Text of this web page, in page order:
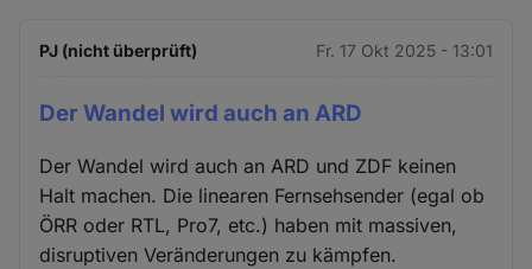
PJ (nicht überprüft) Fr. 17 Okt 2025 - 13:01
Der Wandel wird auch an ARD
Der Wandel wird auch an ARD und ZDF keinen
Halt machen. Die linearen Fernsehsender (egal ob
ÖRR oder RTL, Pro7, etc.) haben mit massiven,
disruptiven Veränderungen zu kämpfen.